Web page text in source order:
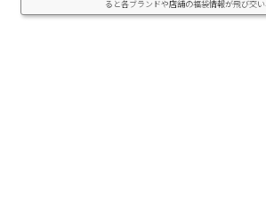
ると各ブランドや店舗の福袋情報が飛び交
の福袋は感染防止策として混雑回避するた